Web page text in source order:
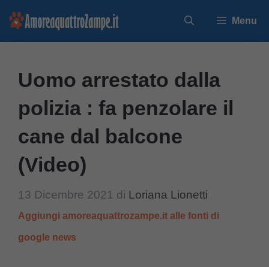
Vai
Menu
Uomo arrestato dalla
polizia : fa penzolare il
cane dal balcone
(Video)
13 Dicembre 2021 di Loriana Lionetti
Aggiungi amoreaquattrozampe.it alle fonti di
google news